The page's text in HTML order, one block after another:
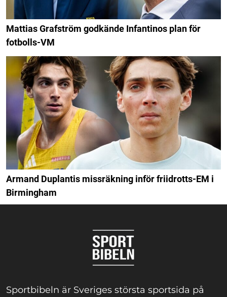
Mattias Grafström godkände Infantinos plan för
fotbolls-VM
Armand Duplantis missräkning inför friidrotts-EM i
Birmingham
Sportbibeln är Sveriges största sportsida på